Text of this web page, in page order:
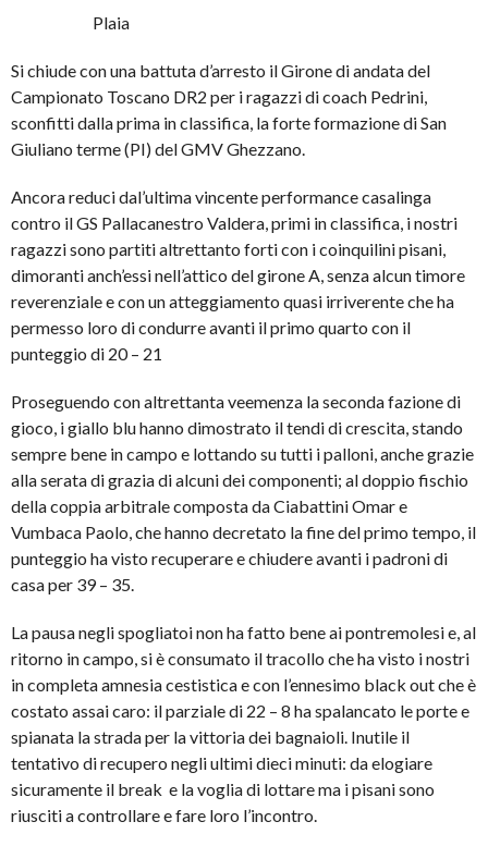
Plaia
Si chiude con una battuta d’arresto il Girone di andata del
Campionato Toscano DR2 per i ragazzi di coach Pedrini,
sconfitti dalla prima in classifica, la forte formazione di San
Giuliano terme (PI) del GMV Ghezzano.
Ancora reduci dal’ultima vincente performance casalinga
contro il GS Pallacanestro Valdera, primi in classifica, i nostri
ragazzi sono partiti altrettanto forti con i coinquilini pisani,
dimoranti anch’essi nell’attico del girone A, senza alcun timore
reverenziale e con un atteggiamento quasi irriverente che ha
permesso loro di condurre avanti il primo quarto con il
punteggio di 20 – 21
Proseguendo con altrettanta veemenza la seconda fazione di
gioco, i giallo blu hanno dimostrato il tendi di crescita, stando
sempre bene in campo e lottando su tutti i palloni, anche grazie
alla serata di grazia di alcuni dei componenti; al doppio fischio
della coppia arbitrale composta da Ciabattini Omar e
Vumbaca Paolo, che hanno decretato la fine del primo tempo, il
punteggio ha visto recuperare e chiudere avanti i padroni di
casa per 39 – 35.
La pausa negli spogliatoi non ha fatto bene ai pontremolesi e, al
ritorno in campo, si è consumato il tracollo che ha visto i nostri
in completa amnesia cestistica e con l’ennesimo black out che è
costato assai caro: il parziale di 22 – 8 ha spalancato le porte e
spianata la strada per la vittoria dei bagnaioli. Inutile il
tentativo di recupero negli ultimi dieci minuti: da elogiare
sicuramente il break e la voglia di lottare ma i pisani sono
riusciti a controllare e fare loro l’incontro.